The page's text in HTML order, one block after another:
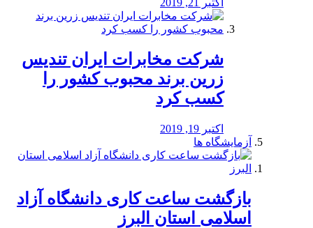
اکتبر 21, 2019
شرکت مخابرات ایران تندیس
زرین برند محبوب کشور را
کسب کرد
اکتبر 19, 2019
آزمایشگاه ها
بازگشت ساعت کاری دانشگاه آزاد
اسلامی استان البرز